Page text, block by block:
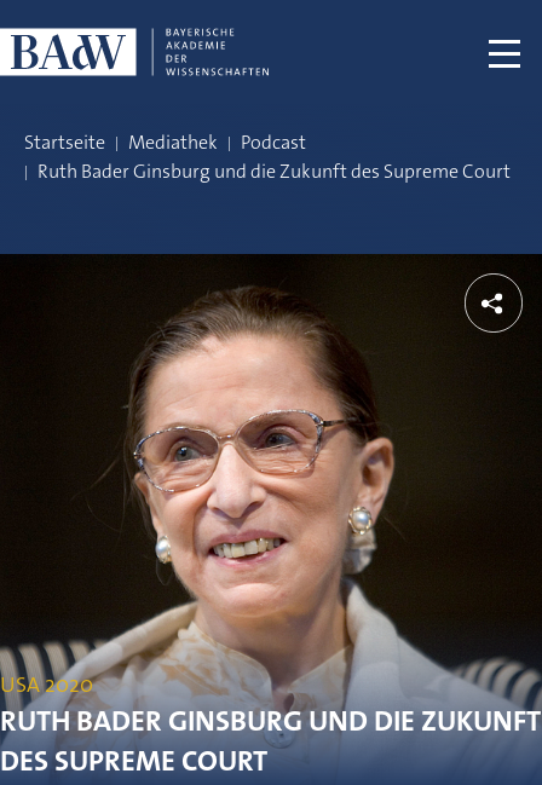
Startseite Mediathek
Podcast
Ruth Bader Ginsburg und die Zukunft des Supreme Court
USA 2020
RUTH BADER GINSBURG UND DIE ZUKUNFT
DES SUPREME COURT